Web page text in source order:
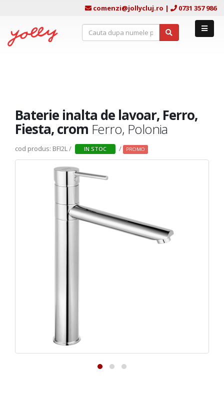
comenzi@jollycluj.ro | 0731 357 986
Baterie inalta de lavoar, Ferro,
Fiesta, crom Ferro, Polonia
cod produs: BFI2L / IN STOC / PROMO